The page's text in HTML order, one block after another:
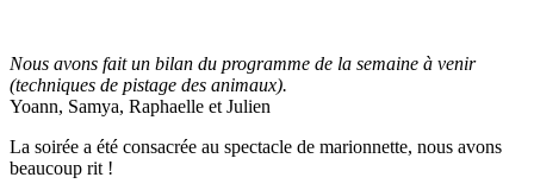
Nous avons fait un bilan du programme de la semaine à venir
(techniques de pistage des animaux).
Yoann, Samya, Raphaelle et Julien
La soirée a été consacrée au spectacle de marionnette, nous avons
beaucoup rit !